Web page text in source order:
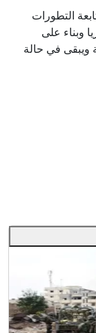
التطورات
وبناء على
ويبقى في حالة